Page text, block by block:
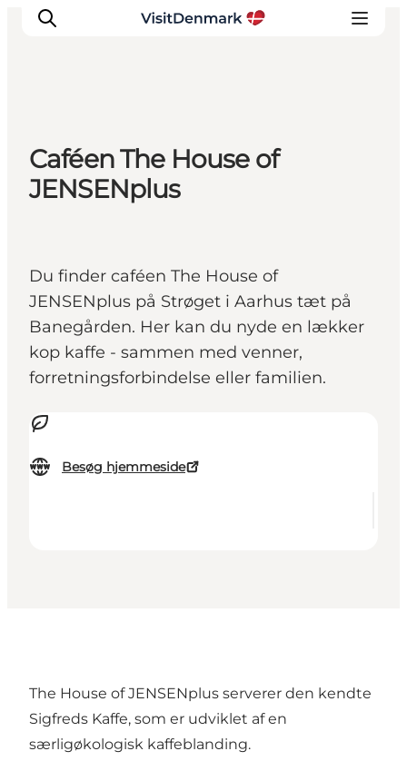
Inspiration
Destinationer
Oplevelser
Caféen The House of
JENSENplus
Du finder caféen The House of
JENSENplus på Strøget i Aarhus tæt på
Banegården. Her kan du nyde en lækker
kop kaffe - sammen med venner,
forretningsforbindelse eller familien.
Besøg hjemmeside
The House of JENSENplus serverer den kendte
Sigfreds Kaffe, som er udviklet af en
særligøkologisk kaffeblanding.